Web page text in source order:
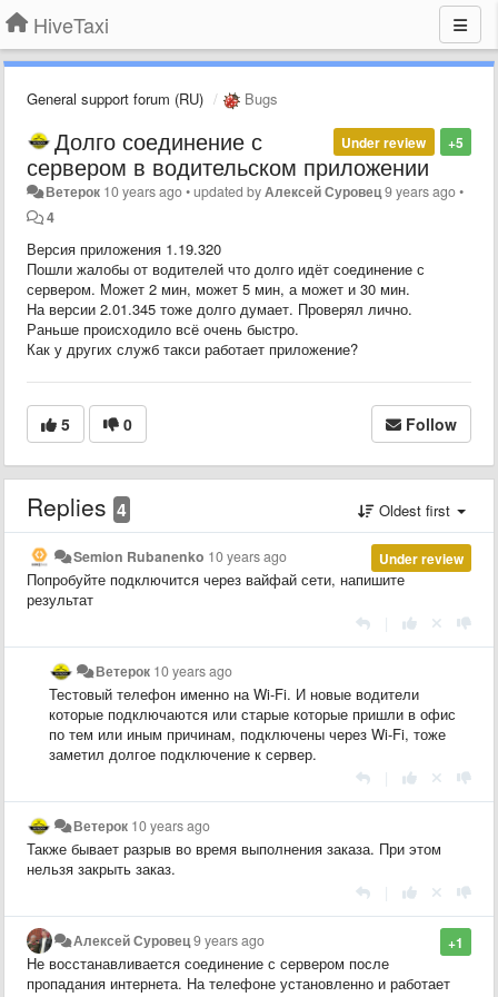
HiveTaxi
General support forum (RU) Bugs
+5
Under review
Долго соединение с
сервером в водительском приложении
Ветерок 10 years ago•updated byАлексей Суровец9 years ago•
4
Версия приложения 1.19.320
Пошли жалобы от водителей что долго идёт соединение с
сервером. Может 2 мин, может 5 мин, а может и 30 мин.
На версии 2.01.345 тоже долго думает. Проверял лично.
Раньше происходило всё очень быстро.
Как у других служб такси работает приложение?
5 0 Follow
Replies 4 Oldest first
Under review
Semion Rubanenko 10 years ago
Попробуйте подключится через вайфай сети, напишите
результат
Ветерок 10 years ago
Тестовый телефон именно на Wi-Fi. И новые водители
которые подключаются или старые которые пришли в офис
по тем или иным причинам, подключены через Wi-Fi, тоже
заметил долгое подключение к сервер.
Ветерок 10 years ago
Также бывает разрыв во время выполнения заказа. При этом
нельзя закрыть заказ.
+1
Алексей Суровец9 years ago
Не восстанавливается соединение с сервером после
пропадания интернета. На телефоне установленно и работает